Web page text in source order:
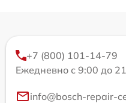
+7 (800) 101-14-79
Ежедневно с 9:00 до
info@bosch-repair-